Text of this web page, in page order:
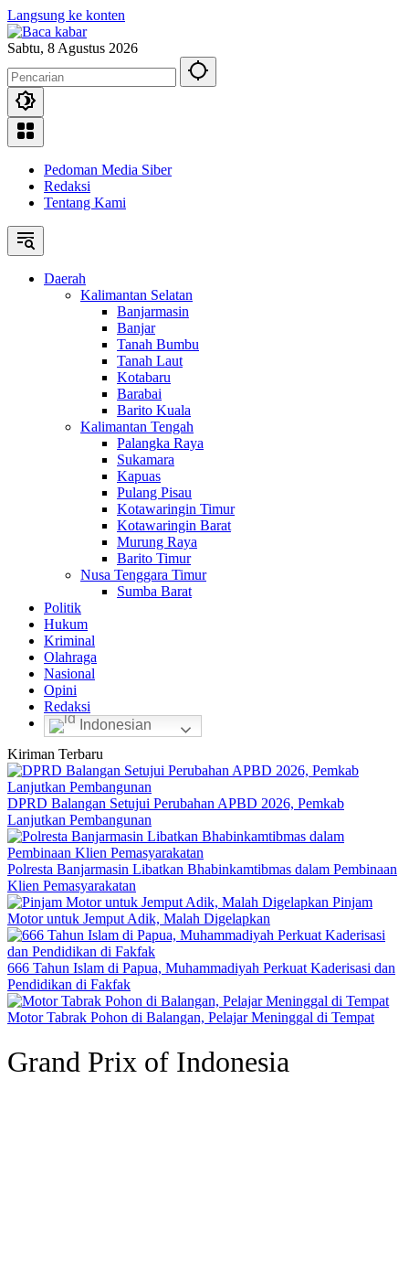
Langsung ke konten
Sabtu, 8 Agustus 2026
Pedoman Media Siber
Redaksi
Tentang Kami
Daerah
Kalimantan Selatan
Banjarmasin
Banjar
Tanah Bumbu
Tanah Laut
Kotabaru
Barabai
Barito Kuala
Kalimantan Tengah
Palangka Raya
Sukamara
Kapuas
Pulang Pisau
Kotawaringin Timur
Kotawaringin Barat
Murung Raya
Barito Timur
Nusa Tenggara Timur
Sumba Barat
Politik
Hukum
Kriminal
Olahraga
Nasional
Opini
Redaksi
Indonesian
Kiriman Terbaru
DPRD Balangan Setujui Perubahan APBD 2026, Pemkab
Lanjutkan Pembangunan
Polresta Banjarmasin Libatkan Bhabinkamtibmas dalam Pembinaan
Klien Pemasyarakatan
Pinjam
Motor untuk Jemput Adik, Malah Digelapkan
666 Tahun Islam di Papua, Muhammadiyah Perkuat Kaderisasi dan
Pendidikan di Fakfak
Motor Tabrak Pohon di Balangan, Pelajar Meninggal di Tempat
Grand Prix of Indonesia